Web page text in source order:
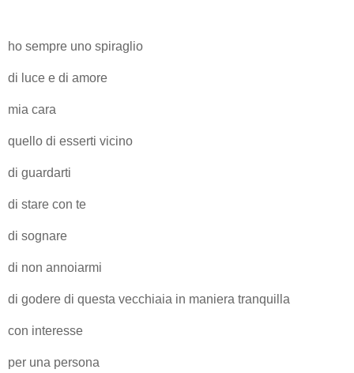
ho sempre uno spiraglio
di luce e di amore
mia cara
quello di esserti vicino
di guardarti
di stare con te
di sognare
di non annoiarmi
di godere di questa vecchiaia in maniera tranquilla
con interesse
per una persona